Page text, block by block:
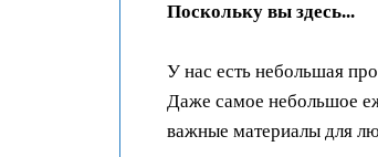
Поскольку вы здесь...
У нас есть небольшая
Даже самое небольшое
важные материалы для